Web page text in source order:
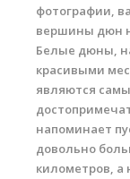
фотографии,
вершины дюн
Белые дюны,
красивыми
являются
напоминает
довольно
километров, а